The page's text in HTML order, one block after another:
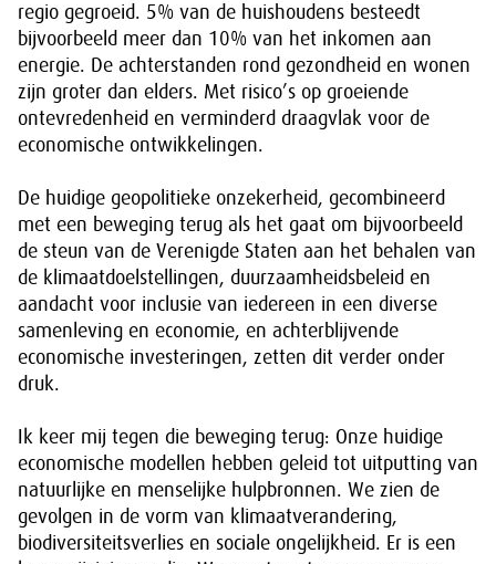
regio gegroeid. 5% van de huishoudens besteedt
bijvoorbeeld meer dan 10% van het inkomen aan
energie. De achterstanden rond gezondheid en wonen
zijn groter dan elders. Met risico’s op groeiende
ontevredenheid en verminderd draagvlak voor de
economische ontwikkelingen.
De huidige geopolitieke onzekerheid, gecombineerd
met een beweging terug als het gaat om bijvoorbeeld
de steun van de Verenigde Staten aan het behalen van
de klimaatdoelstellingen, duurzaamheidsbeleid en
aandacht voor inclusie van iedereen in een diverse
samenleving en economie, en achterblijvende
economische investeringen, zetten dit verder onder
druk.
Ik keer mij tegen die beweging terug: Onze huidige
economische modellen hebben geleid tot uitputting van
natuurlijke en menselijke hulpbronnen. We zien de
gevolgen in de vorm van klimaatverandering,
biodiversiteitsverlies en sociale ongelijkheid. Er is een